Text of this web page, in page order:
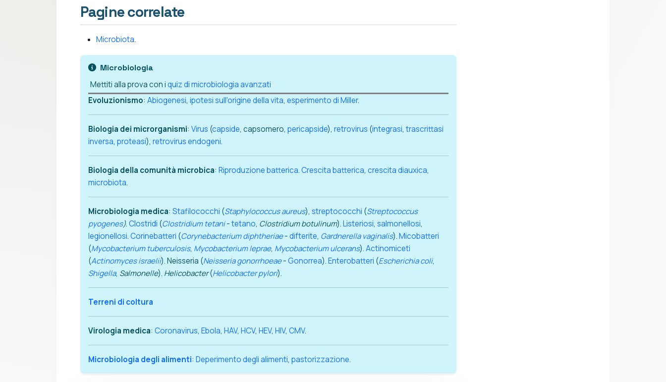
Pagine correlate
Microbiota.
Microbiologia
Mettiti alla prova con iquiz di microbiologia avanzati
Evoluzionismo: Abiogenesi, ipotesi sull'origine della vita, esperimento di Miller.
Biologia dei microrganismi: Virus (capside, capsomero, pericapside), retrovirus (integrasi, trascrittasi
inversa, proteasi), retrovirus endogeni.
Biologia della comunità microbica: Riproduzione batterica.Crescita batterica, crescita diauxica,
microbiota.
Microbiologia medica: Stafilococchi (Staphylococcus aureus), streptococchi (Streptococcus
pyogenes).Clostridi (Clostridium tetani-tetano, Clostridium botulinum).Listeriosi, salmonellosi,
legionellosi.Corinebatteri (Corynebacterium diphtheriae-difterite, Gardnerella vaginalis).Micobatteri
(Mycobacterium tuberculosis, Mycobacterium leprae, Mycobacterium ulcerans).Actinomiceti
(Actinomyces israelii). Neisseria (Neisseria gonorrhoeae-Gonorrea).Enterobatteri (Escherichia coli,
Shigella, Salmonelle). Helicobacter(Helicobacter pylori).
Terreni di coltura
Virologia medica: Coronavirus, Ebola, HAV, HCV, HEV, HIV, CMV.
Microbiologia degli alimenti: Deperimento degli alimenti, pastorizzazione.